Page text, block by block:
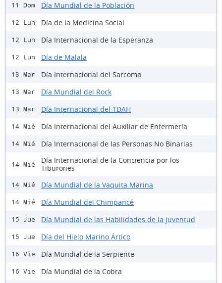
11 Dom Día Mundial de la Población
12 Lun Día de la Medicina Social
12 Lun Día Internacional de la Esperanza
12 Lun Día de Malala
13 Mar Día Internacional del Sarcoma
13 Mar Día Mundial del Rock
13 Mar Día Internacional del TDAH
14 Mié Día Internacional del Auxiliar de Enfermería
14 Mié Día Internacional de las Personas No Binarias
14 Mié
Día Internacional de la Conciencia por los
Tiburones
14 Mié Día Mundial de la Vaquita Marina
14 Mié Día Mundial del Chimpancé
15 Jue Día Mundial de las Habilidades de la Juventud
15 Jue Día del Hielo Marino Ártico
16 Vie Día Mundial de la Serpiente
16 Vie Día Mundial de la Cobra